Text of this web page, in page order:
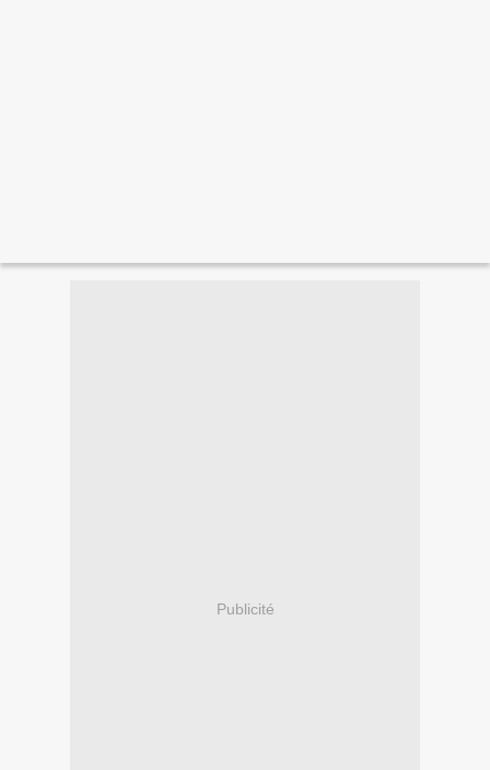
Publicité